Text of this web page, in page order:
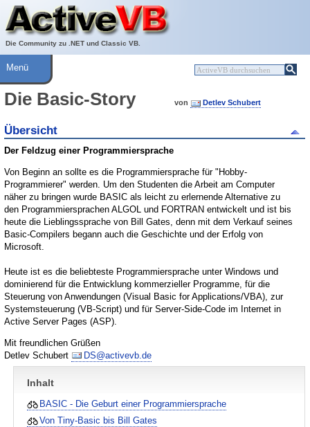
Die Community zu .NET und Classic VB.
Über ActiveVB
Hilfe
Menü
Die Basic-Story von Detlev Schubert
Übersicht
Der Feldzug einer Programmiersprache
Von Beginn an sollte es die Programmiersprache für "Hobby-
Programmierer" werden. Um den Studenten die Arbeit am Computer
näher zu bringen wurde BASIC als leicht zu erlernende Alternative zu
den Programmiersprachen ALGOL und FORTRAN entwickelt und ist bis
heute die Lieblingssprache von Bill Gates, denn mit dem Verkauf seines
Basic-Compilers begann auch die Geschichte und der Erfolg von
Microsoft.
Heute ist es die beliebteste Programmiersprache unter Windows und
dominierend für die Entwicklung kommerzieller Programme, für die
Steuerung von Anwendungen (Visual Basic for Applications/VBA), zur
Systemsteuerung (VB-Script) und für Server-Side-Code im Internet in
Active Server Pages (ASP).
Mit freundlichen Grüßen
Detlev Schubert
DS@activevb.de
Inhalt
BASIC - Die Geburt einer Programmiersprache
Von Tiny-Basic bis Bill Gates